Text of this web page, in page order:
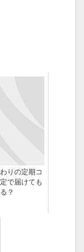
りの定期コ
で届けても
？